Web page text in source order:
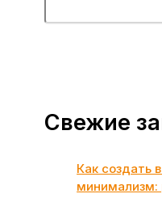
Свежие
Как создать
минимализм: